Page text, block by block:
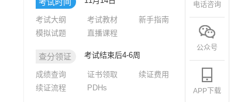
考试时间
考试大纲 考试教材
新手指南
模拟试题
直播课程
查分领证 考试结束后4-6周
成绩查询 证书领取
续证费用
续证流程
PDHs
电话咨询
公众号
APP下载